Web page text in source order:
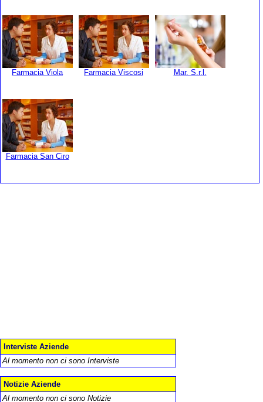
Farmacia Viola Farmacia Viscosi Mar. S.r.l.
Farmacia San Ciro
Interviste Aziende
Al momento non ci sono Interviste
Notizie Aziende
Al momento non ci sono Notizie